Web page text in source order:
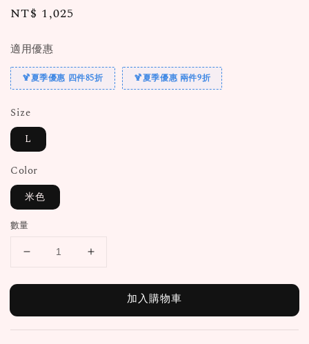
Regular
NT$ 1,025
適用優惠
🍹夏季優惠 四件85折 🍹夏季優惠 兩件9折
Size
L
Color
米色
數量
加入購物車